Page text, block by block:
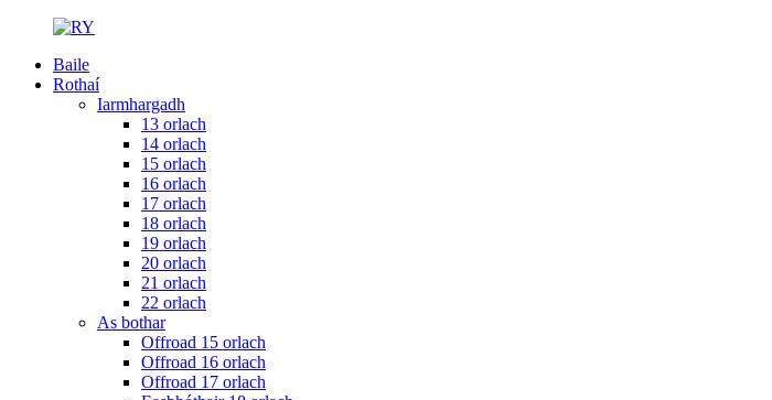
Baile
Rothaí
Iarmhargadh
13 orlach
14 orlach
15 orlach
16 orlach
17 orlach
18 orlach
19 orlach
20 orlach
21 orlach
22 orlach
As bothar
Offroad 15 orlach
Offroad 16 orlach
Offroad 17 orlach